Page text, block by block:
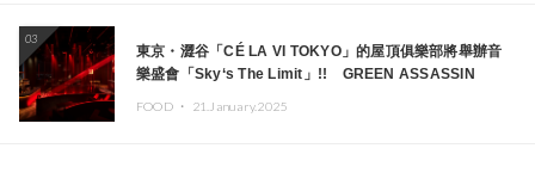
03
東京・澀谷「CÉ LA VI TOKYO」的屋頂俱樂部將舉辦音
樂盛會「Sky‘s The Limit」!! GREEN ASSASSIN
FOOD ・ 21.January.2025